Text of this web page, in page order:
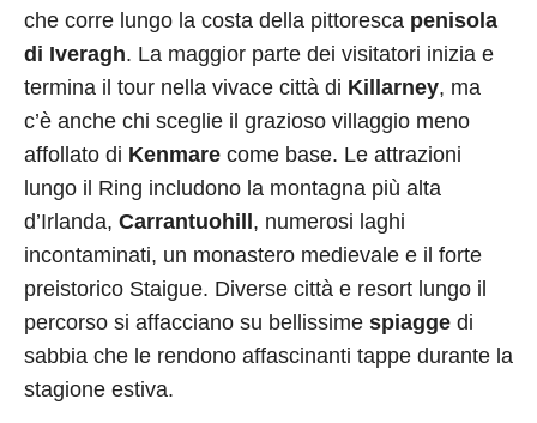
che corre lungo la costa della pittoresca penisola
di Iveragh. La maggior parte dei visitatori inizia e
termina il tour nella vivace città di Killarney, ma
c’è anche chi sceglie il grazioso villaggio meno
affollato di Kenmare come base. Le attrazioni
lungo il Ring includono la montagna più alta
d’Irlanda, Carrantuohill, numerosi laghi
incontaminati, un monastero medievale e il forte
preistorico Staigue. Diverse città e resort lungo il
percorso si affacciano su bellissime spiagge di
sabbia che le rendono affascinanti tappe durante la
stagione estiva.